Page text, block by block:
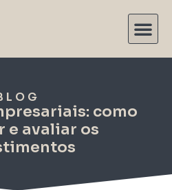
como
e avaliar os